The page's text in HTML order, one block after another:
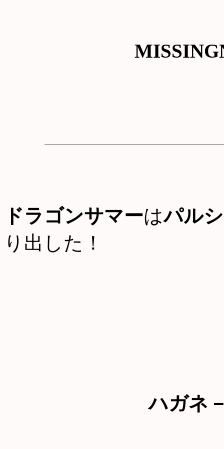
ドラゴンサマーはパル
り出した！
ハガネ